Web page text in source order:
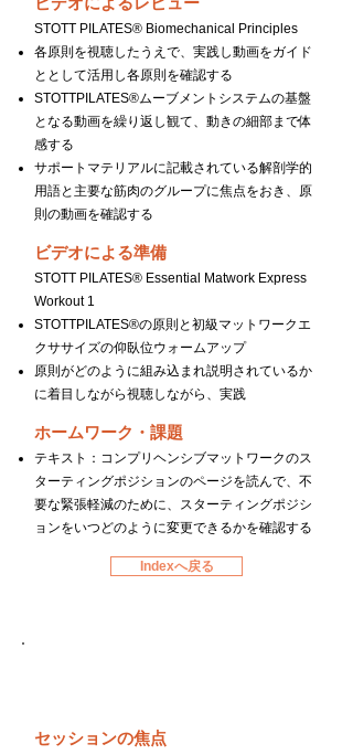
STOTT PILATES® Biomechanical Principles
各原則を視聴したうえで、実践し動画をガイド
ととして活用し各原則を確認する
STOTTPILATES®ムーブメントシステムの基盤
となる動画を繰り返し観て、動きの細部まで体
感する
サポートマテリアルに記載されている解剖学的
用語と主要な筋肉のグループに焦点をおき、原
則の動画を確認する
ビデオによる準備
STOTT PILATES® Essential Matwork Express
Workout 1
STOTTPILATES®の原則と初級マットワークエ
クササイズの仰臥位ウォームアップ
原則がどのように組み込まれ説明されているか
に着目しながら視聴しながら、実践
ホームワーク・課題
テキスト：コンプリヘンシブマットワークのス
ターティングポジションのページを読んで、不
要な緊張軽減のために、スターティングポジシ
ョンをいつどのように変更できるかを確認する
Indexへ戻る
セッションの焦点